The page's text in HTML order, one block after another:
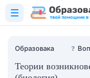
Образовака ❓
Теории